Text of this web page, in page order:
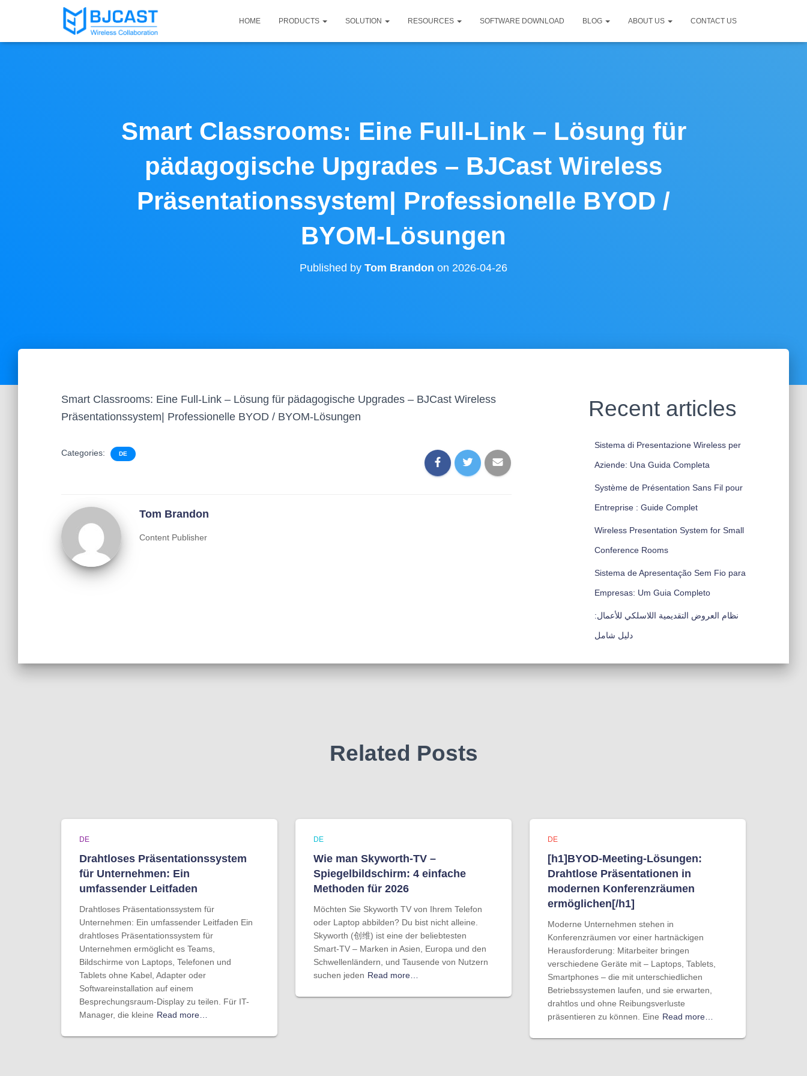
HOME PRODUCTS SOLUTION RESOURCES SOFTWARE DOWNLOAD BLOG ABOUT US CONTACT US
Smart Classrooms: Eine Full-Link – Lösung für
pädagogische Upgrades – BJCast Wireless
Präsentationssystem| Professionelle BYOD /
BYOM-Lösungen
Published by Tom Brandon on 2026-04-26
Smart Classrooms: Eine Full-Link – Lösung für pädagogische Upgrades – BJCast Wireless
Präsentationssystem| Professionelle BYOD / BYOM-Lösungen
Categories: DE
Tom Brandon
Content Publisher
Recent articles
Sistema di Presentazione Wireless per
Aziende: Una Guida Completa
Système de Présentation Sans Fil pour
Entreprise : Guide Complet
Wireless Presentation System for Small
Conference Rooms
Sistema de Apresentação Sem Fio para
Empresas: Um Guia Completo
نظام العروض التقديمية اللاسلكي للأعمال:
دليل شامل
Related Posts
DE
Drahtloses Präsentationssystem
für Unternehmen: Ein
umfassender Leitfaden
Drahtloses Präsentationssystem für
Unternehmen: Ein umfassender Leitfaden Ein
drahtloses Präsentationssystem für
Unternehmen ermöglicht es Teams,
Bildschirme von Laptops, Telefonen und
Tablets ohne Kabel, Adapter oder
Softwareinstallation auf einem
Besprechungsraum-Display zu teilen. Für IT-
Manager, die kleine Read more…
DE
Wie man Skyworth-TV –
Spiegelbildschirm: 4 einfache
Methoden für 2026
Möchten Sie Skyworth TV von Ihrem Telefon
oder Laptop abbilden? Du bist nicht alleine.
Skyworth (创维) ist eine der beliebtesten
Smart-TV – Marken in Asien, Europa und den
Schwellenländern, und Tausende von Nutzern
suchen jeden Read more…
DE
[h1]BYOD-Meeting-Lösungen:
Drahtlose Präsentationen in
modernen Konferenzräumen
ermöglichen[/h1]
Moderne Unternehmen stehen in
Konferenzräumen vor einer hartnäckigen
Herausforderung: Mitarbeiter bringen
verschiedene Geräte mit – Laptops, Tablets,
Smartphones – die mit unterschiedlichen
Betriebssystemen laufen, und sie erwarten,
drahtlos und ohne Reibungsverluste
präsentieren zu können. Eine Read more…